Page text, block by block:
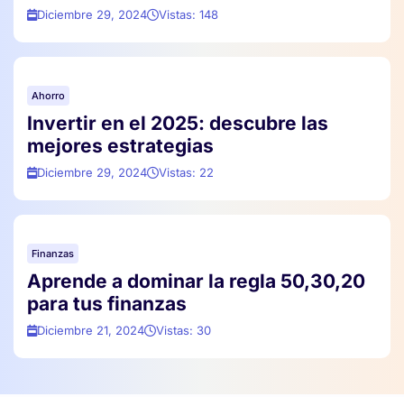
Diciembre 29, 2024 Vistas: 148
Ahorro
Invertir en el 2025: descubre las
mejores estrategias
Diciembre 29, 2024 Vistas: 22
Finanzas
Aprende a dominar la regla 50,30,20
para tus finanzas
Diciembre 21, 2024 Vistas: 30